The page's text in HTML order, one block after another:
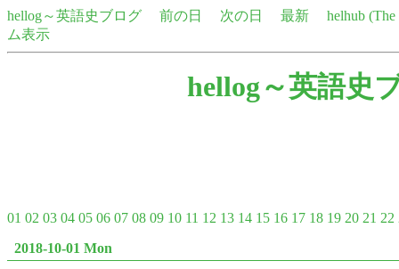
hellog～英語史ブログ 前の日 次の日 最新
helhub
ム表示
hellog～英語史
01 02 03 04 05 06 07 08 09 10 11 12 13 14 15 16 17 18 19 20 21 22
2018-10-01 Mon